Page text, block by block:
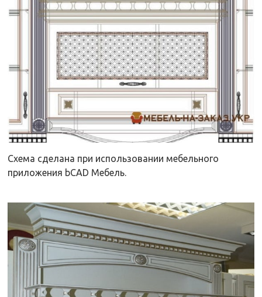
Схема сделана при использовании мебельного
приложения bCAD Мебель.